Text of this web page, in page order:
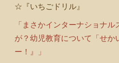
☆『いちごドリル』
「まさかインターナショナ
が？幼児教育について「せか
ー！』」